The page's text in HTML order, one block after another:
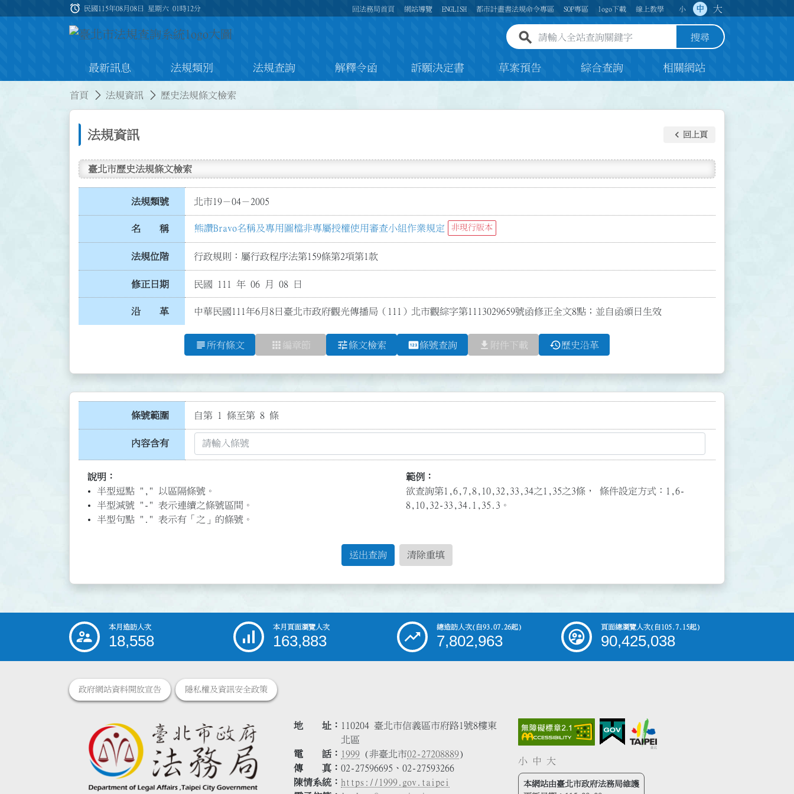
:::
alarm 民國115年08月08日 星期六01時12分 回法務局首頁 網站導覽 ENGLISH 都市計畫書法規命令專區 SOP專區 logo下載 線上教學 小 中 大
全站查詢關鍵字欄位 搜尋
最新訊息 法規類別 法規查詢 解釋令函 訴願決定書 草案預告 綜合查詢 相關網站
首頁 法規資訊 歷史法規條文檢索
法規資訊 keyboard_arrow_left 回上頁
臺北市歷史法規條文檢索
法規類號 北市19－04－2005
名 稱 熊讚Bravo名稱及專用圖檔非專屬授權使用審查小組作業規定 非現行版本
法規位階 行政規則：屬行政程序法第159條第2項第1款
修正日期 民國 111 年 06 月 08 日
沿 革 中華民國111年6月8日臺北市政府觀光傳播局（111）北市觀綜字第1113029659號函修正全文8點；並自函頒日生效
subject 所有條文 apps 編章節 tune條文檢索 pin條號查詢 file_download 附件下載 history歷史沿革
條號範圍 自第 1 條至第 8 條
內容含有
說明：
半型逗點 "," 以區隔條號。
半型減號 "-" 表示連續之條號區間。
半型句點 "." 表示有「之」的條號。
範例：
欲查詢第1,6,7,8,10,32,33,34之1,35之3條， 條件設定方式：1,6-
8,10,32-33,34.1,35.3。
送出查詢 清除重填
::: 本月造訪人次
18,558
本月頁面瀏覽人次
163,883
總造訪人次(自93.07.26起)
7,802,963
頁面總瀏覽人次(自105.7.15起)
90,425,038
政府網站資料開放宣告 隱私權及資訊安全政策
地 址
110204 臺北市信義區市府路1號8樓東
北區
電 話
1999 (非臺北市02-27208889)
傳 真
02-27596695、02-27593266
陳情系統
https://1999.gov.taipei
小 中 大
本網站由臺北市政府法務局維護